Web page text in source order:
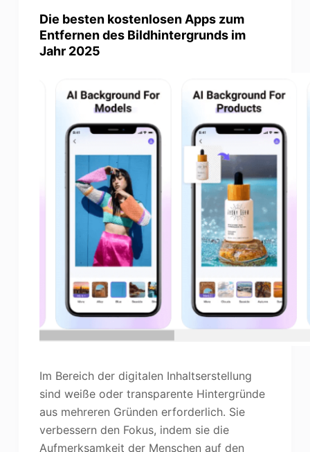
Die besten kostenlosen Apps zum
Entfernen des Bildhintergrunds im
Jahr 2025
Im Bereich der digitalen Inhaltserstellung
sind weiße oder transparente Hintergründe
aus mehreren Gründen erforderlich. Sie
verbessern den Fokus, indem sie die
Aufmerksamkeit der Menschen auf den